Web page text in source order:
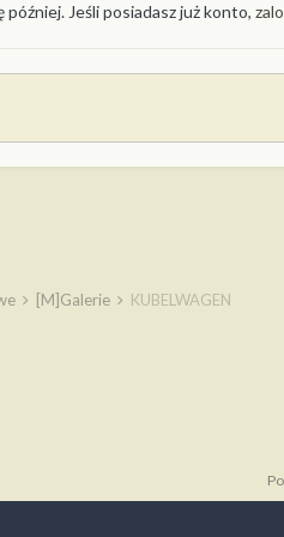
Jeśli posiadasz już konto,
[M]Galerie KUBELWAGEN